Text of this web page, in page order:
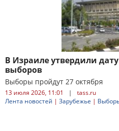
В Израиле утвердили
выборов
Выборы пройдут 27 октября
13 июля 2026, 11:01 |
tass.ru
Лента новостей | Зарубежье |